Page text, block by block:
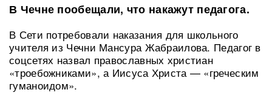
В Чечне пообещали, что накажут педагога.
В Сети потребовали наказания для школьного
учителя из Чечни Мансура Жабраилова. Педагог в
соцсетях назвал православных христиан
«троебожниками», а Иисуса Христа — «греческим
гуманоидом».